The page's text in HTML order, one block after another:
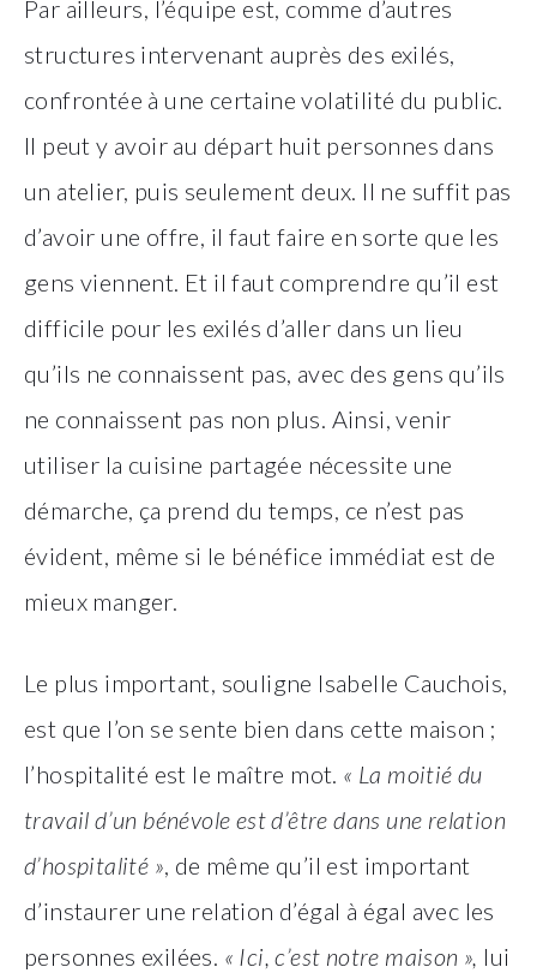
Par ailleurs, l’équipe est, comme d’autres
structures intervenant auprès des exilés,
confrontée à une certaine volatilité du public.
Il peut y avoir au départ huit personnes dans
un atelier, puis seulement deux. Il ne suffit pas
d’avoir une offre, il faut faire en sorte que les
gens viennent. Et il faut comprendre qu’il est
difficile pour les exilés d’aller dans un lieu
qu’ils ne connaissent pas, avec des gens qu’ils
ne connaissent pas non plus. Ainsi, venir
utiliser la cuisine partagée nécessite une
démarche, ça prend du temps, ce n’est pas
évident, même si le bénéfice immédiat est de
mieux manger.
Le plus important, souligne Isabelle Cauchois,
est que l’on se sente bien dans cette maison ;
l’hospitalité est le maître mot. « La moitié du
travail d’un bénévole est d’être dans une relation
d’hospitalité », de même qu’il est important
d’instaurer une relation d’égal à égal avec les
personnes exilées. « Ici, c’est notre maison », lui